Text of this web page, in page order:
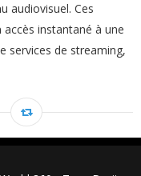
audiovisuel. Ces
instantané à une
services de streaming,